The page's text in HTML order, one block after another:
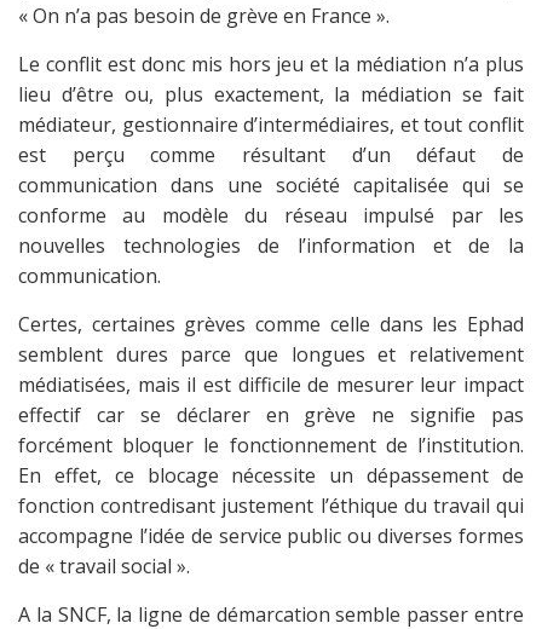
« On n’a pas besoin de grève en France ».
Le conflit est donc mis hors jeu et la médiation n’a plus
lieu d’être ou, plus exactement, la médiation se fait
médiateur, gestionnaire d’intermédiaires, et tout conflit
est perçu comme résultant d’un défaut de
communication dans une société capitalisée qui se
conforme au modèle du réseau impulsé par les
nouvelles technologies de l’information et de la
communication.
Certes, certaines grèves comme celle dans les Ephad
semblent dures parce que longues et relativement
médiatisées, mais il est difficile de mesurer leur impact
effectif car se déclarer en grève ne signifie pas
forcément bloquer le fonctionnement de l’institution.
En effet, ce blocage nécessite un dépassement de
fonction contredisant justement l’éthique du travail qui
accompagne l’idée de service public ou diverses formes
de « travail social ».
A la SNCF, la ligne de démarcation semble passer entre